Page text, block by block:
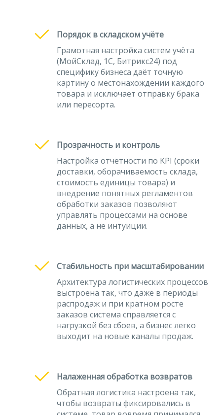
Порядок в складском учёте
Грамотная настройка систем учёта
(МойСклад, 1С, Битрикс24) под
специфику бизнеса даёт точную
картину о местонахождении каждого
товара и исключает отправку брака
или пересорта.
Прозрачность и контроль
Настройка отчётности по KPI (сроки
доставки, оборачиваемость склада,
стоимость единицы товара) и
внедрение понятных регламентов
обработки заказов позволяют
управлять процессами на основе
данных, а не интуиции.
Стабильность при масштабировании
Архитектура логистических процессов
выстроена так, что даже в периоды
распродаж и при кратном росте
заказов система справляется с
нагрузкой без сбоев, а бизнес легко
выходит на новые каналы продаж.
Налаженная обработка возвратов
Обратная логистика настроена так,
чтобы возвраты фиксировались в